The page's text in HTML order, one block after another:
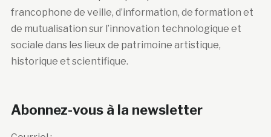
francophone de veille, d’information, de formation et
de mutualisation sur l’innovation technologique et
sociale dans les lieux de patrimoine artistique,
historique et scientifique.
Abonnez-vous à la newsletter